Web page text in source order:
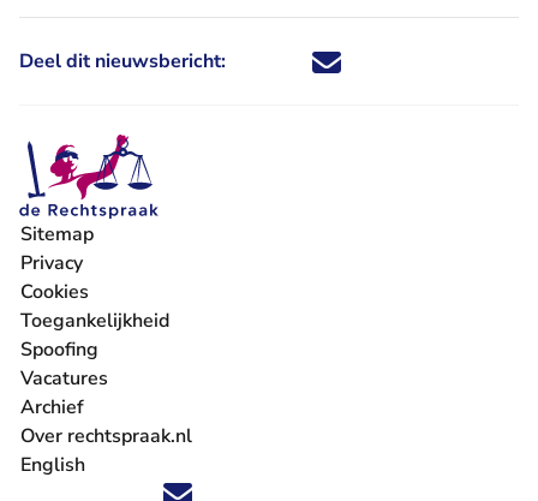
Deel dit nieuwsbericht: Deel dit nieuwsbericht via X -
Deel dit nieuwsbericht via
Deel dit nieuwsbericht
Deel dit
Volg ons op X (Twitter) - U verlaat Rechtspraak.nl
Volg ons op Facebook - U verlaat Rechtspraak.nl
Volg ons op Instagram - U verlaat Rechtspraak.nl
Volg ons op Youtube - U verlaat Rechtspraak.nl
Volg ons op LinkedIn - U verlaat
'Blijf op de hoogte' nieuwsbrief - U verlaat
Sitemap
Privacy
Cookies
Toegankelijkheid
Spoofing
Vacatures
- U verlaat Rechtspraak.nl
Archief
Over rechtspraak.nl
English